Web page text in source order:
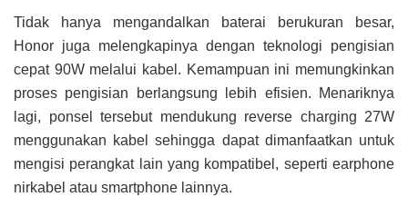
Tidak hanya mengandalkan baterai berukuran besar,
Honor juga melengkapinya dengan teknologi pengisian
cepat 90W melalui kabel. Kemampuan ini memungkinkan
proses pengisian berlangsung lebih efisien. Menariknya
lagi, ponsel tersebut mendukung reverse charging 27W
menggunakan kabel sehingga dapat dimanfaatkan untuk
mengisi perangkat lain yang kompatibel, seperti earphone
nirkabel atau smartphone lainnya.